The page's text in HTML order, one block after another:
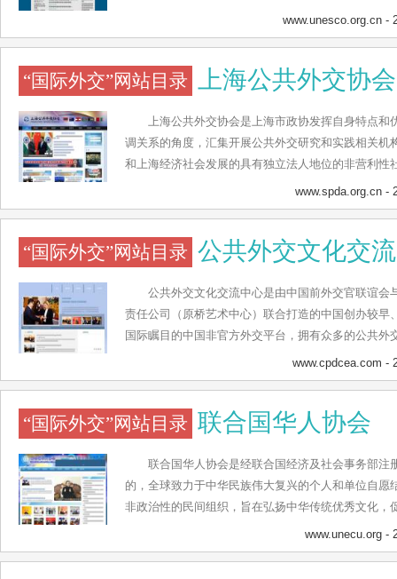
间讨论关于教育、科学和文化问题的国际组织，设
界需要什么样的教育、科学 、文化和传播；知识的
展政策和发展计划；专门化信息的交流。
www.unesco.org.cn -
“国际外交”网站目录 上海公共外交协会
上海公共外交协会是上海市政协发挥自身特点和
调关系的角度，汇集开展公共外交研究和实践相关机
和上海经济社会发展的具有独立法人地位的非营利性
宣工作的重要组成部分，在中共上海市委外事外宣
协会主管单位是上海市政协办公厅。上海公共外交协
作交流，服务国家整体外交大局和上海经济社会发展
的形象，为上海发展争取良好的国际环境贡献力量。
www.spda.org.cn -
“国际外交”网站目录 公共外交文化交
公共外交文化交流中心是由中国前外交官联谊会
责任公司（原桥艺术中心）联合打造的中国创办较早
国际瞩目的中国非官方外交平台，拥有众多的公共外
了具有一定国际影响的公共外交及颇具人文色彩的
充分利用中国桥缘公共外交文化交流有限公司相关资
让世界了解中国”为目标，以“尊重、理解、共融”为
展，打造具有国际影响力的公共外交平台；以弘扬中
潜入夜，润物细无声”之功效，通过文化交流、艺术
共外交方式，加深中国与世界各国人民的相互了解、
和政治影响力，向世界各国人民展示一个爱好和平、
www.cpdcea.com -
“国际外交”网站目录 联合国华人协会
联合国华人协会是经联合国经济及社会事务部注
的，全球致力于中华民族伟大复兴的个人和单位自愿
非政治性的民间组织，旨在弘扬中华传统优秀文化，
协会主要团结全球华人、华侨和华裔，为人类和平
扬中华优秀传统文化，兼容并蓄人类一切文明成果，
www.unecu.org -